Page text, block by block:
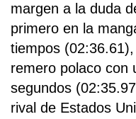
margen a la duda
primero en la
tiempos
remero polaco con
segundos
rival de Estados